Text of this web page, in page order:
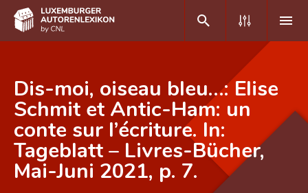
DE FR
Home
Autor(inn)en A-Z
Erweiterte Suche
Dis-moi, oiseau bleu…: Elise
Schmit et Antic-Ham: un
conte sur l’écriture. In:
Tageblatt – Livres-Bücher,
Mai-Juni 2021, p. 7.